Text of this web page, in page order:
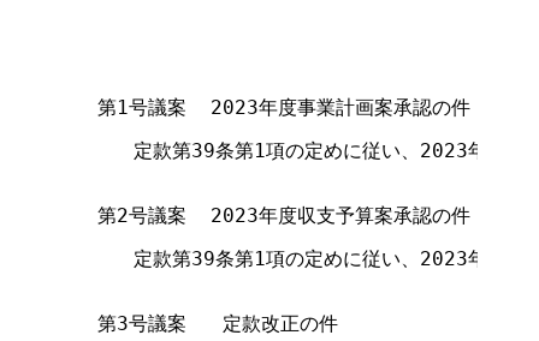
   第1号議案  2023年度事業計画案承認の件
定款第39条第1項の定めに従い、2023年度事
   第2号議案  2023年度収支予算案承認の件
定款第39条第1項の定めに従い、2023年度収
   第3号議案   定款改正の件